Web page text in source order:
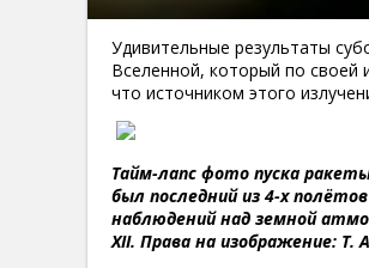
Удивительные результаты
Вселенной, который по своей
что источником этого
Тайм-лапс фото пуска
был последний из 4-х
наблюдений над земной
XII. Права на изображение: T.